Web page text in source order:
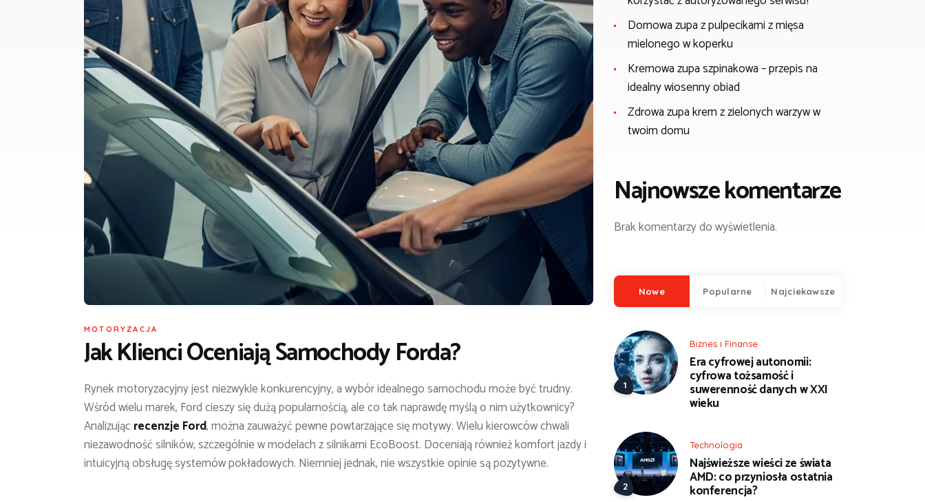
MOTORYZACJA
Jak Klienci Oceniają Samochody Forda?
Rynek motoryzacyjny jest niezwykle konkurencyjny, a wybór idealnego samochodu może być trudny.
Wśród wielu marek, Ford cieszy się dużą popularnością, ale co tak naprawdę myślą o nim użytkownicy?
Analizującrecenzje Ford, można zauważyć pewne powtarzające się motywy. Wielu kierowców chwali
niezawodność silników, szczególnie w modelach z silnikami EcoBoost. Doceniają również komfort jazdy i
intuicyjną obsługę systemów pokładowych. Niemniej jednak, nie wszystkie opinie są pozytywne.
Domowa zupa z pulpecikami z mięsa
mielonego w koperku
Kremowa zupa szpinakowa – przepis na
idealny wiosenny obiad
Zdrowa zupa krem z zielonych warzyw w
twoim domu
Najnowsze komentarze
Brak komentarzy do wyświetlenia.
Nowe Popularne Najciekawsze
Biznes i Finanse
Era cyfrowej autonomii:
cyfrowa tożsamość i
suwerenność danych w XXI
wieku
Technologia
Najświeższe wieści ze świata
AMD: co przyniosła ostatnia
konferencja?